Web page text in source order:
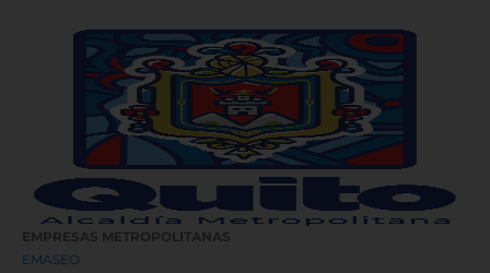
EMPRESAS METROPOLITANAS
EMASEO